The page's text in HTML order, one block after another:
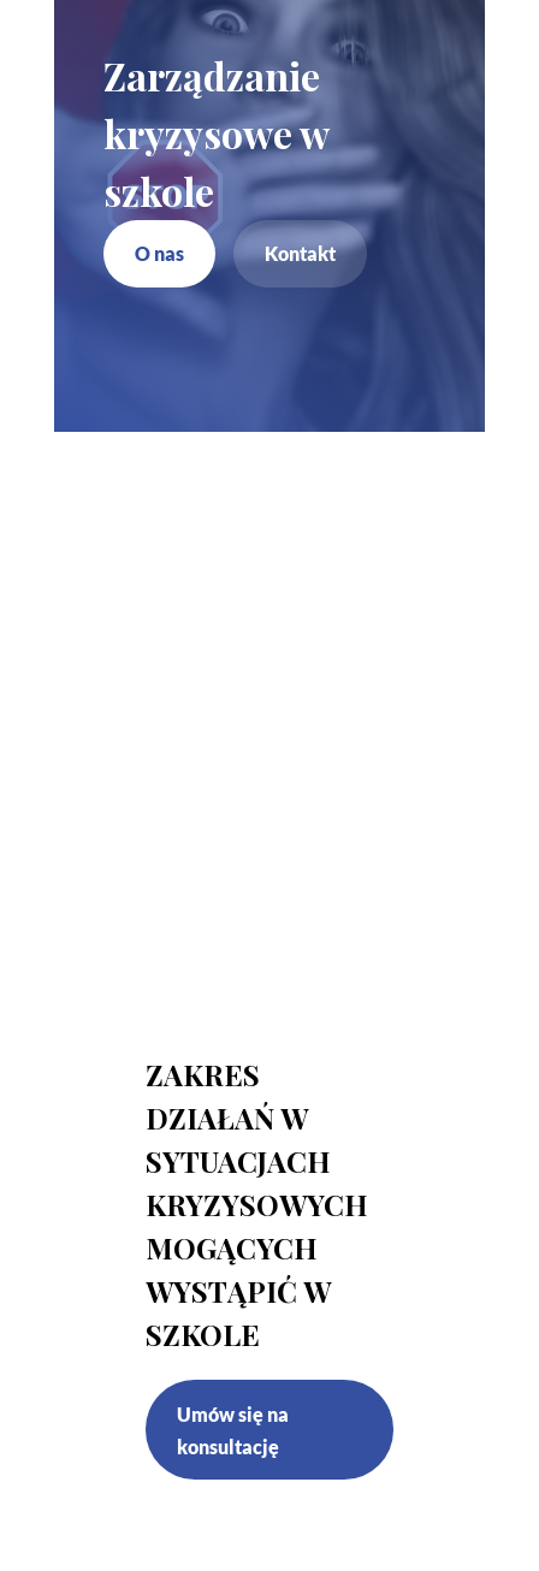
Zarządzanie
kryzysowe w
szkole
O nas Kontakt
ZAKRES
DZIAŁAŃ W
SYTUACJACH
KRYZYSOWYCH
MOGĄCYCH
WYSTĄPIĆ W
SZKOLE
Umów się na
konsultację